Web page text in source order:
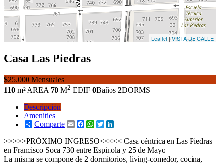
Leaflet |VISTA DE CALLE
Casa Las Piedras
$25.000 Mensuales
110 m² AREA 70 M2 EDIF 0Baños 2DORMS
Descripción
Amenities
Comparte
EmailFacebook
WhatsApp
Twitter
>>>>>PRÓXIMO INGRESO<<<<< Casa céntrica en Las Piedras
en Francisco Soca 730 entre Espinola y 25 de Mayo
La misma se compone de 2 dormitorios, living-comedor, cocina,